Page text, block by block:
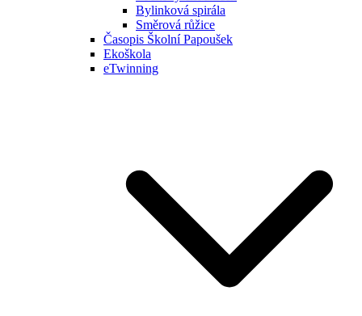
Bylinková spirála
Směrová růžice
Časopis Školní Papoušek
Ekoškola
eTwinning